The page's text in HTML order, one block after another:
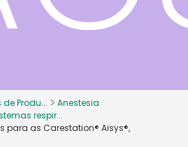
Français
Nederlands
Russia
Turkey
Produ...
Anestesia
respir...
para as Carestation® Aisys®,